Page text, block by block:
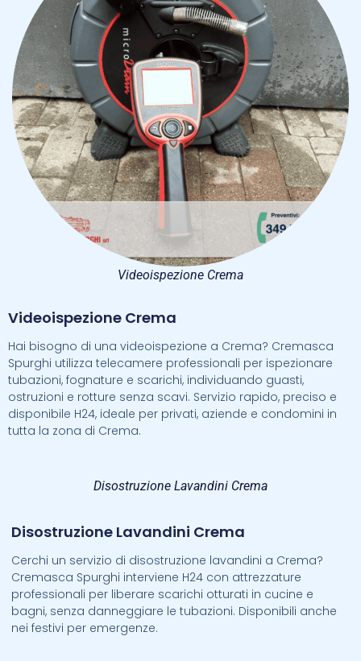
Videoispezione Crema
Videoispezione Crema
Hai bisogno di una videoispezione a Crema? Cremasca
Spurghi utilizza telecamere professionali per ispezionare
tubazioni, fognature e scarichi, individuando guasti,
ostruzioni e rotture senza scavi. Servizio rapido, preciso e
disponibile H24, ideale per privati, aziende e condomini in
tutta la zona di Crema.
Disostruzione Lavandini Crema
Disostruzione Lavandini Crema
Cerchi un servizio di disostruzione lavandini a Crema?
Cremasca Spurghi interviene H24 con attrezzature
professionali per liberare scarichi otturati in cucine e
bagni, senza danneggiare le tubazioni. Disponibili anche
nei festivi per emergenze.